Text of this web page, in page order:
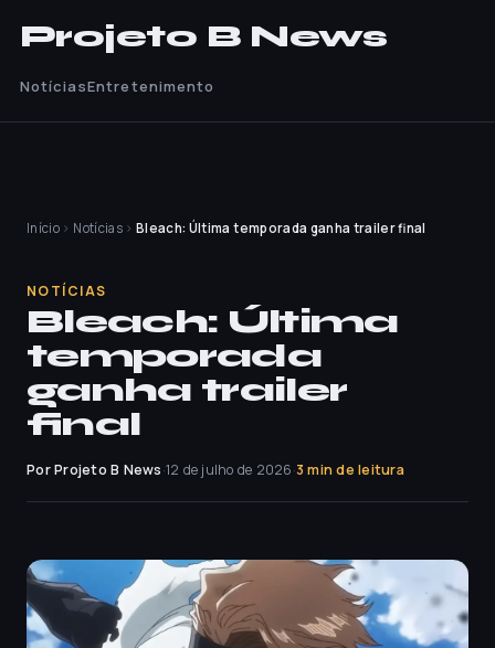
Projeto B News
NotíciasEntretenimento
Início › Notícias › Bleach: Última temporada ganha trailer final
NOTÍCIAS
Bleach: Última
temporada
ganha trailer
final
Por Projeto B News·12 de julho de 2026·3 min de leitura